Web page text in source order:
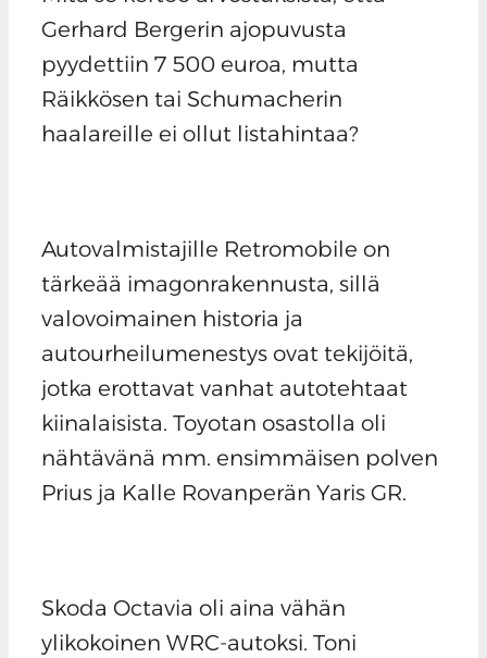
Gerhard Bergerin ajopuvusta
pyydettiin 7 500 euroa, mutta
Räikkösen tai Schumacherin
haalareille ei ollut listahintaa?
Autovalmistajille Retromobile on
tärkeää imagonrakennusta, sillä
valovoimainen historia ja
autourheilumenestys ovat tekijöitä,
jotka erottavat vanhat autotehtaat
kiinalaisista. Toyotan osastolla oli
nähtävänä mm. ensimmäisen polven
Prius ja Kalle Rovanperän Yaris GR.
Skoda Octavia oli aina vähän
ylikokoinen WRC-autoksi. Toni